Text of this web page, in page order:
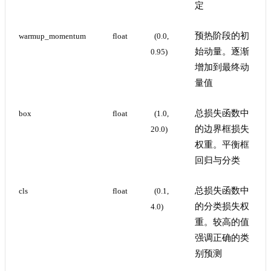
定
warmup_momentum float
(0.0,
0.95)
预热阶段的初
始动量。逐渐
增加到最终动
量值
box float
(1.0,
20.0)
总损失函数中
的边界框损失
权重。平衡框
回归与分类
cls float
(0.1,
4.0)
总损失函数中
的分类损失权
重。较高的值
强调正确的类
别预测